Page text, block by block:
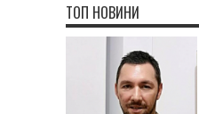
ТОП НОВИНИ